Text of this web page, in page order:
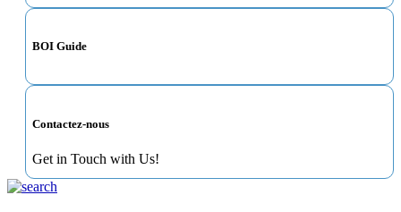
BOI Guide
Contactez-nous
Get in Touch with Us!